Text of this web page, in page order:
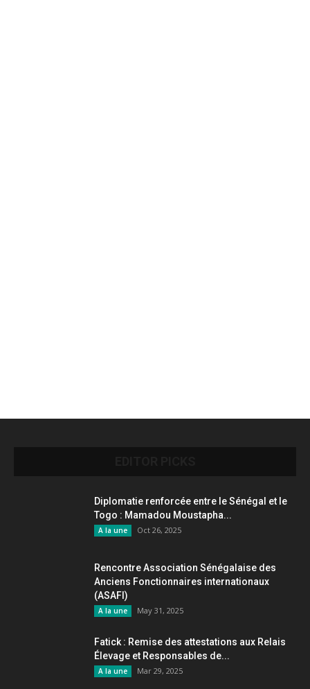
Diplomatie renforcée entre le Sénégal et le
Togo : Mamadou Moustapha...
A la une Oct 26, 2025
Rencontre Association Sénégalaise des
Anciens Fonctionnaires internationaux
(ASAFI)
A la une May 31, 2025
Fatick : Remise des attestations aux Relais
Élevage et Responsables de...
A la une Mar 29, 2025